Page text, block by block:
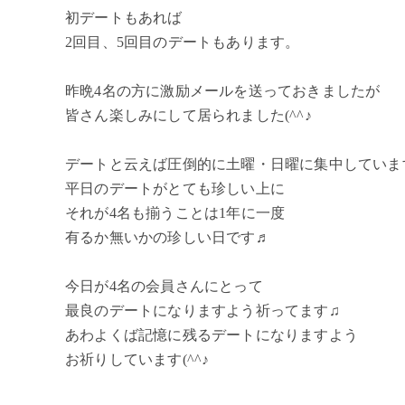
初デートもあれば
2回目、5回目のデートもあります。
昨晩4名の方に激励メールを送っておきましたが
皆さん楽しみにして居られました(^^♪
デートと云えば圧倒的に土曜・日曜に集中していま
平日のデートがとても珍しい上に
それが4名も揃うことは1年に一度
有るか無いかの珍しい日です♬
今日が4名の会員さんにとって
最良のデートになりますよう祈ってます♫
あわよくば記憶に残るデートになりますよう
お祈りしています(^^♪